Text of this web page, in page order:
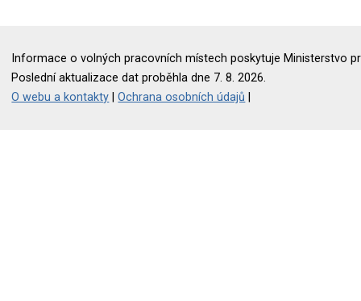
Informace o volných pracovních místech poskytuje Ministerstvo
Poslední aktualizace dat proběhla dne 7. 8. 2026.
O webu a kontakty |Ochrana osobních údajů